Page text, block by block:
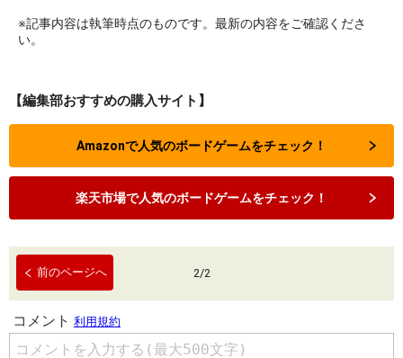
※記事内容は執筆時点のものです。最新の内容をご確認くださ
い。
【編集部おすすめの購入サイト】
Amazonで人気のボードゲームをチェック！
楽天市場で人気のボードゲームをチェック！
前のページへ 2/2